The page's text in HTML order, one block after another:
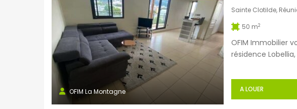
OFIM La Montagne
Sainte Clotilde,
50 m2
OFIM Immobilier
résidence
cuisine
A LOUER